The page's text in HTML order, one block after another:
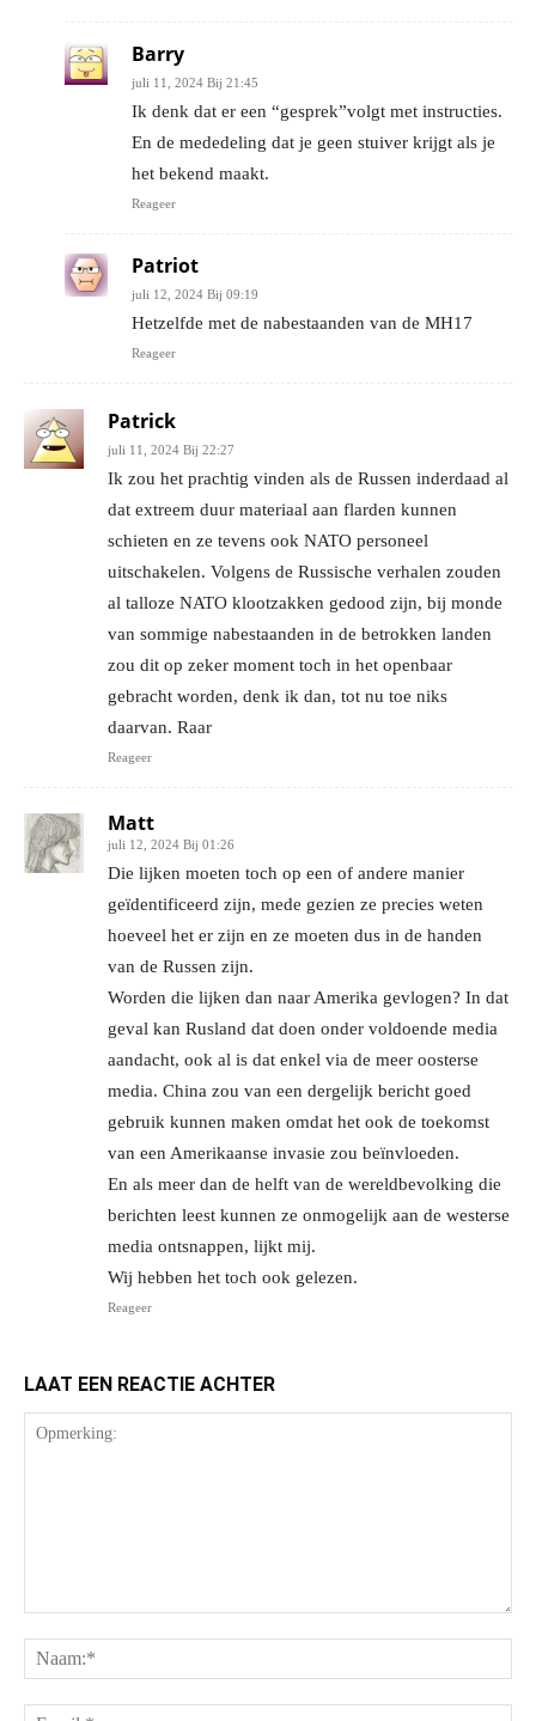
Barry
juli 11, 2024 Bij 21:45
Ik denk dat er een “gesprek”volgt met instructies.
En de mededeling dat je geen stuiver krijgt als je
het bekend maakt.
Reageer
Patriot
juli 12, 2024 Bij 09:19
Hetzelfde met de nabestaanden van de MH17
Reageer
Patrick
juli 11, 2024 Bij 22:27
Ik zou het prachtig vinden als de Russen inderdaad al
dat extreem duur materiaal aan flarden kunnen
schieten en ze tevens ook NATO personeel
uitschakelen. Volgens de Russische verhalen zouden
al talloze NATO klootzakken gedood zijn, bij monde
van sommige nabestaanden in de betrokken landen
zou dit op zeker moment toch in het openbaar
gebracht worden, denk ik dan, tot nu toe niks
daarvan. Raar
Reageer
Matt
juli 12, 2024 Bij 01:26
Die lijken moeten toch op een of andere manier
geïdentificeerd zijn, mede gezien ze precies weten
hoeveel het er zijn en ze moeten dus in de handen
van de Russen zijn.
Worden die lijken dan naar Amerika gevlogen? In dat
geval kan Rusland dat doen onder voldoende media
aandacht, ook al is dat enkel via de meer oosterse
media. China zou van een dergelijk bericht goed
gebruik kunnen maken omdat het ook de toekomst
van een Amerikaanse invasie zou beïnvloeden.
En als meer dan de helft van de wereldbevolking die
berichten leest kunnen ze onmogelijk aan de westerse
media ontsnappen, lijkt mij.
Wij hebben het toch ook gelezen.
Reageer
LAAT EEN REACTIE ACHTER